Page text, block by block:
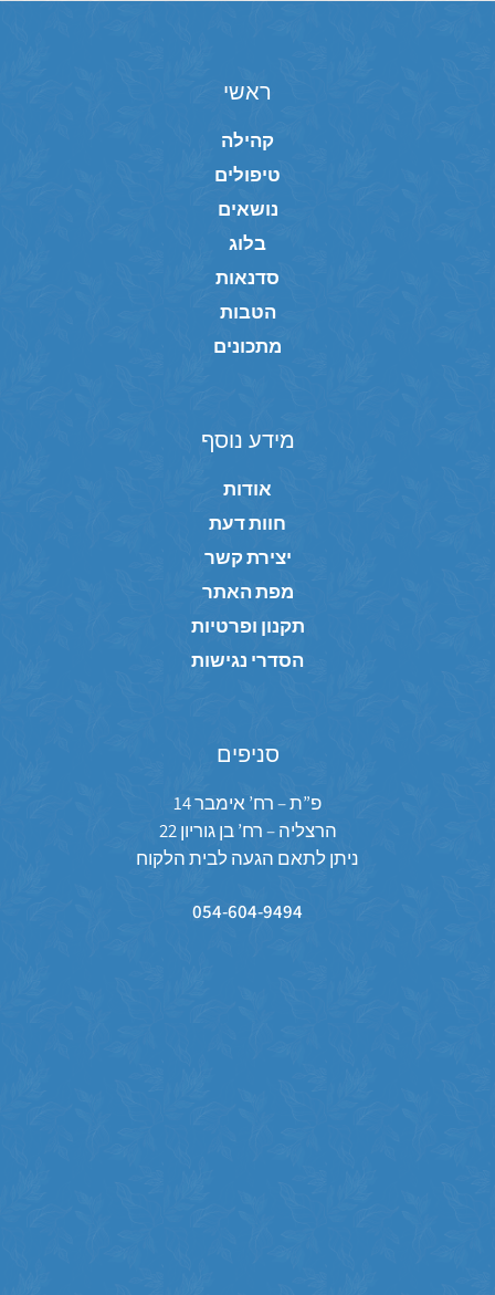
ראשי
קהילה
טיפולים
נושאים
בלוג
סדנאות
הטבות
מתכונים
מידע נוסף
אודות
חוות דעת
יצירת קשר
מפת האתר
תקנון ופרטיות
הסדרי נגישות
סניפים
פ”ת – רח’ אימבר 14
הרצליה – רח’ בן גוריון 22
ניתן לתאם הגעה לבית הלקוח
054-604-9494